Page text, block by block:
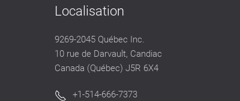
Localisation
9269-2045 Québec Inc.
10 rue de Darvault, Candiac
Canada (Québec) J5R 6X4
+1-514-666-7373